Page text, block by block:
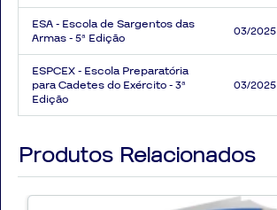
ESA - Escola de Sargentos das
Armas - 5ª Edição
03/2025
ESPCEX - Escola Preparatória
para Cadetes do Exército - 3ª
Edição
03/2025
Produtos Relacionados